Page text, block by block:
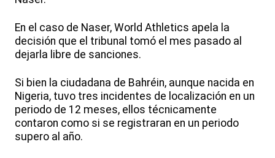
En el caso de Naser, World Athletics apela la
decisión que el tribunal tomó el mes pasado al
dejarla libre de sanciones.
Si bien la ciudadana de Bahréin, aunque nacida en
Nigeria, tuvo tres incidentes de localización en un
periodo de 12 meses, ellos técnicamente
contaron como si se registraran en un periodo
supero al año.